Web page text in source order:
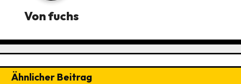
Vonfuchs
Ähnlicher Beitrag